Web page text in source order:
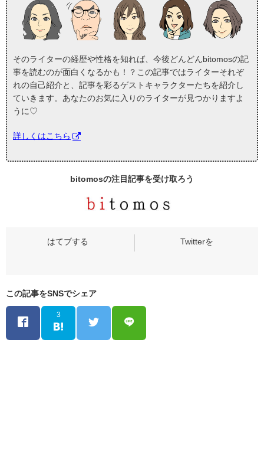
そのライターの経歴や性格を知れば、今後どんどんbitomosの記
事を読むのが面白くなるかも！？この記事ではライターそれぞ
れの自己紹介と、記事を彩るゲストキャラクターたちを紹介し
ていきます。あなたのお気に入りのライターが見つかりますよ
うに♡
詳しくはこちら
bitomosの注目記事を受け取ろう
この記事をSNSでシェア
3